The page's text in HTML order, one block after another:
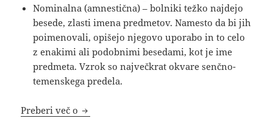
Nominalna (amnestična) – bolniki težko najdejo
besede, zlasti imena predmetov. Namesto da bi jih
poimenovali, opišejo njegovo uporabo in to celo
z enakimi ali podobnimi besedami, kot je ime
predmeta. Vzrok so največkrat okvare senčno-
temenskega predela.
Preberi več o Nevrologija